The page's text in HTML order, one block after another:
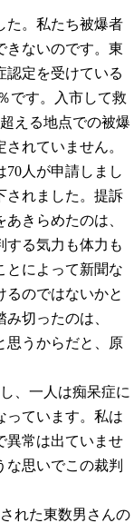
。私たち被爆者
きないのです。東
認定を受けている
です。入市して救
える地点での被爆
れていません。
人が申請しまし
されました。提訴
きらめたのは、
する気力も体力も
とによって新聞な
るのではないかと
切ったのは、
思うからだと、原
、一人は痴呆症に
っています。私は
異常は出ていませ
な思いでこの裁判
れた東数男さんの